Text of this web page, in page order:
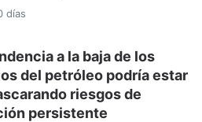
días
a la baja de los
del petróleo podría estar
riesgos de
persistente